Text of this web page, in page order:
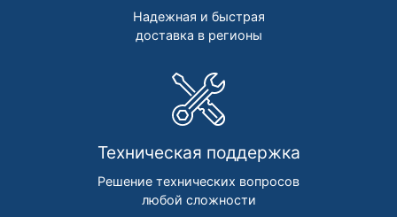
Надежная и быстрая
доставка в регионы
Техническая поддержка
Решение технических вопросов
любой сложности